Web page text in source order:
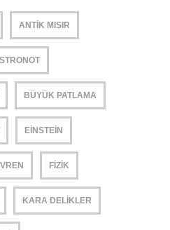
ANTIK MISIR
BÜYÜK PATLAMA
EINSTEIN
FIZIK
KARA DELIKLER